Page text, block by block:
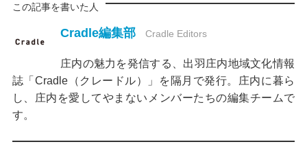
この記事を書いた人
Cradle編集部 Cradle Editors
庄内の魅力を発信する、出羽庄内地域文化情報
誌「Cradle（クレードル）」を隔月で発行。庄内に暮ら
し、庄内を愛してやまないメンバーたちの編集チームで
す。